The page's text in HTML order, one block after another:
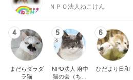
ＮＰＯ法人ねこけん
4
まだらダラダ
ラ猫
5
NPO法人 府中
猫の会（ちゅ
6
ひだまり日和